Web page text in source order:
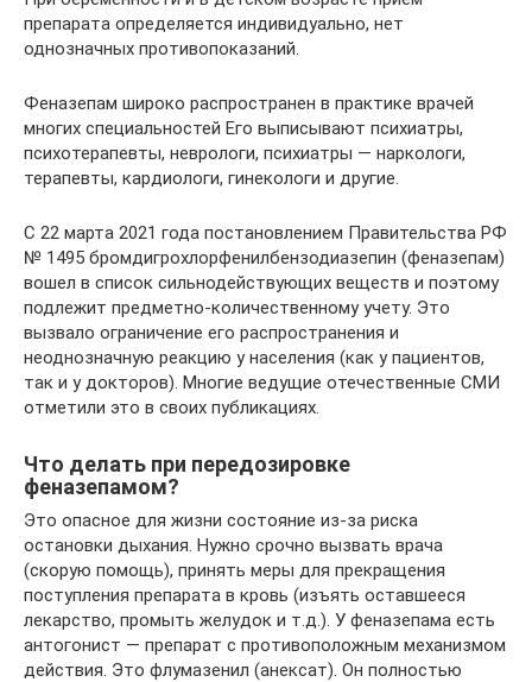
препарата определяется индивидуально, нет
однозначных противопоказаний.
Феназепам широко распространен в практике врачей
многих специальностей Его выписывают психиатры,
психотерапевты, неврологи, психиатры — наркологи,
терапевты, кардиологи, гинекологи и другие.
С 22 марта 2021 года постановлением Правительства РФ
№ 1495 бромдигрохлорфенилбензодиазепин (феназепам)
вошел в список сильнодействующих веществ и поэтому
подлежит предметно-количественному учету. Это
вызвало ограничение его распространения и
неоднозначную реакцию у населения (как у пациентов,
так и у докторов). Многие ведущие отечественные СМИ
отметили это в своих публикациях.
Что делать при передозировке
феназепамом?
Это опасное для жизни состояние из-за риска
остановки дыхания. Нужно срочно вызвать врача
(скорую помощь), принять меры для прекращения
поступления препарата в кровь (изъять оставшееся
лекарство, промыть желудок и т.д.). У феназепама есть
антогонист — препарат с противоположным механизмом
действия. Это флумазенил (анексат). Он полностью